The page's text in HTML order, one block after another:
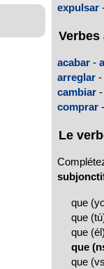
expulsar
acabar -
arreglar -
cambiar -
comprar -
Le
que
que
que
que
que